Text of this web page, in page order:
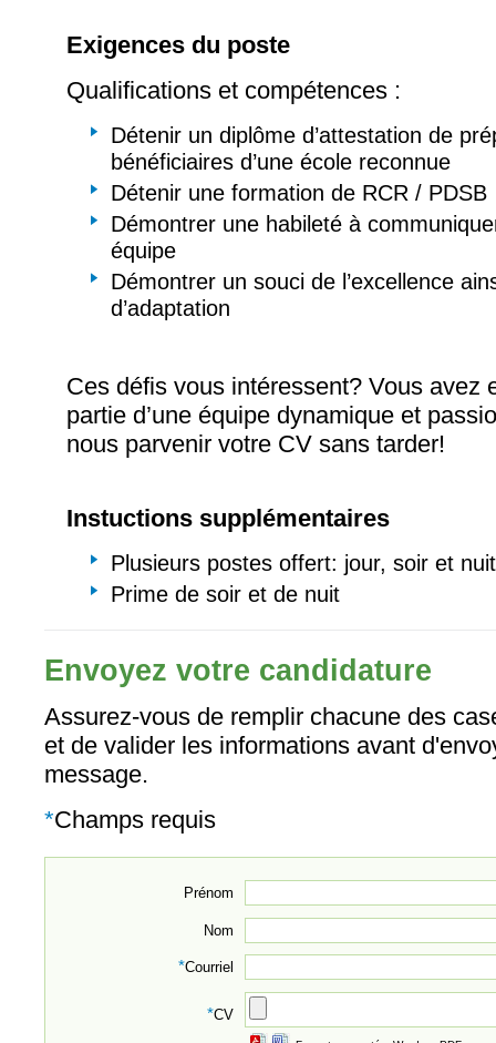
Exigences du poste
Qualifications et compétences :
Détenir un diplôme d’attestation de
bénéficiaires d’une école reconnue
Détenir une formation de RCR / PDSB
Démontrer une habileté à
équipe
Démontrer un souci de l’excellence
d’adaptation
Ces défis vous intéressent? Vous avez
partie d’une équipe dynamique et
nous parvenir votre CV sans tarder!
Instuctions supplémentaires
Plusieurs postes offert: jour, soir et nuit
Prime de soir et de nuit
Envoyez votre candidature
Assurez-vous de remplir chacune des
et de valider les informations avant
message.
*Champs requis
Prénom
Nom
*Courriel
*CV